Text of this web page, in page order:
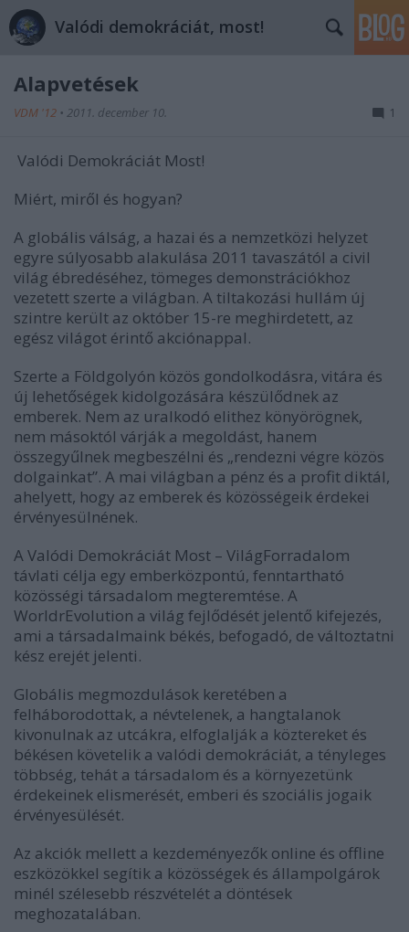
Valódi demokráciát, most!
Alapvetések
VDM '12 • 2011. december 10. 1
Valódi Demokráciát Most!
Miért, miről és hogyan?
A globális válság, a hazai és a nemzetközi helyzet
egyre súlyosabb alakulása 2011 tavaszától a civil
világ ébredéséhez, tömeges demonstrációkhoz
vezetett szerte a világban. A tiltakozási hullám új
szintre került az október 15-re meghirdetett, az
egész világot érintő akciónappal.
Szerte a Földgolyón közös gondolkodásra, vitára és
új lehetőségek kidolgozására készülődnek az
emberek. Nem az uralkodó elithez könyörögnek,
nem másoktól várják a megoldást, hanem
összegyűlnek megbeszélni és „rendezni végre közös
dolgainkat”. A mai világban a pénz és a profit diktál,
ahelyett, hogy az emberek és közösségeik érdekei
érvényesülnének.
A Valódi Demokráciát Most – VilágForradalom
távlati célja egy emberközpontú, fenntartható
közösségi társadalom megteremtése. A
WorldrEvolution a világ fejlődését jelentő kifejezés,
ami a társadalmaink békés, befogadó, de változtatni
kész erejét jelenti.
Globális megmozdulások keretében a
felháborodottak, a névtelenek, a hangtalanok
kivonulnak az utcákra, elfoglalják a köztereket és
békésen követelik a valódi demokráciát, a tényleges
többség, tehát a társadalom és a környezetünk
érdekeinek elismerését, emberi és szociális jogaik
érvényesülését.
Az akciók mellett a kezdeményezők online és offline
eszközökkel segítik a közösségek és állampolgárok
minél szélesebb részvételét a döntések
meghozatalában.